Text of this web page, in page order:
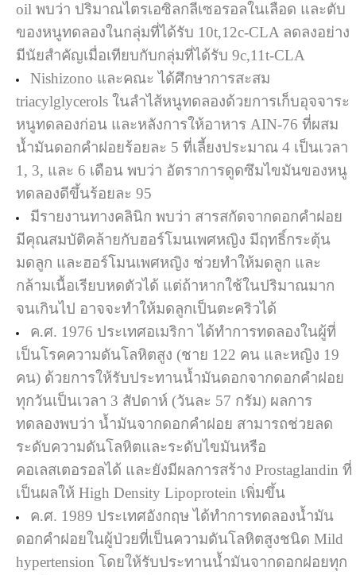
oil พบว่า ปริมาณไตรเอซิลกลีเซอรอลในเลือด และตับ
ของหนูทดลองในกลุ่มที่ได้รับ 10t,12c-CLA ลดลงอย่าง
มีนัยสำคัญเมื่อเทียบกับกลุ่มที่ได้รับ 9c,11t-CLA
Nishizono และคณะ ได้ศึกษาการสะสม
triacylglycerols ในลำไส้หนูทดลองด้วยการเก็บอุจจาระ
หนูทดลองก่อน และหลังการให้อาหาร AIN-76 ที่ผสม
น้ำมันดอกคำฝอยร้อยละ 5 ที่เลี้ยงประมาณ 4 เป็นเวลา
1, 3, และ 6 เดือน พบว่า อัตราการดูดซึมไขมันของหนู
ทดลองดีขึ้นร้อยละ 95
มีรายงานทางคลินิก พบว่า สารสกัดจากดอกคำฝอย
มีคุณสมบัติคล้ายกับฮอร์โมนเพศหญิง มีฤทธิ์กระตุ้น
มดลูก และฮอร์โมนเพศหญิง ช่วยทำให้มดลูก และ
กล้ามเนื้อเรียบหดตัวได้ แต่ถ้าหากใช้ในปริมาณมาก
จนเกินไป อาจจะทำให้มดลูกเป็นตะคริวได้
ค.ศ. 1976 ประเทศอเมริกา ได้ทำการทดลองในผู้ที่
เป็นโรคความดันโลหิตสูง (ชาย 122 คน และหญิง 19
คน) ด้วยการให้รับประทานน้ำมันดอกจากดอกคำฝอย
ทุกวันเป็นเวลา 3 สัปดาห์ (วันละ 57 กรัม) ผลการ
ทดลองพบว่า น้ำมันจากดอกคำฝอย สามารถช่วยลด
ระดับความดันโลหิตและระดับไขมันหรือ
คอเลสเตอรอลได้ และยังมีผลการสร้าง Prostaglandin ที่
เป็นผลให้ High Density Lipoprotein เพิ่มขึ้น
ค.ศ. 1989 ประเทศอังกฤษ ได้ทำการทดลองน้ำมัน
ดอกคำฝอยในผู้ป่วยที่เป็นความดันโลหิตสูงชนิด Mild
hypertension โดยให้รับประทานน้ำมันจากดอกฝอยทุก